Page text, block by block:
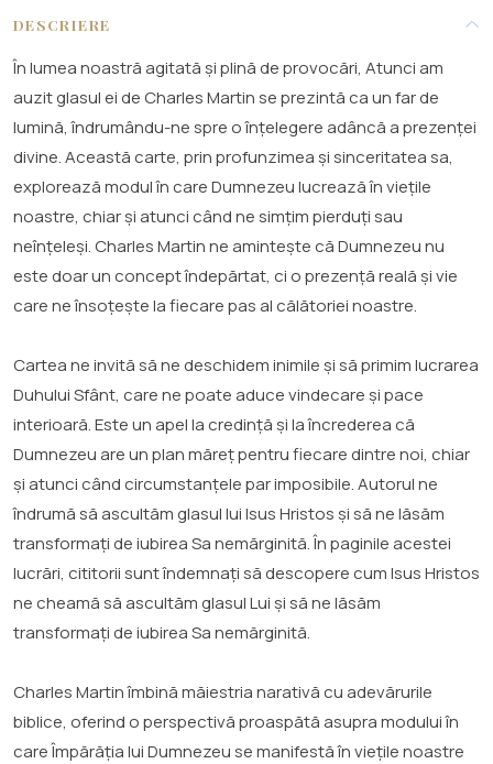
DESCRIERE
În lumea noastră agitată și plină de provocări, Atunci am
auzit glasul ei de Charles Martin se prezintă ca un far de
lumină, îndrumându-ne spre o înțelegere adâncă a prezenței
divine. Această carte, prin profunzimea și sinceritatea sa,
explorează modul în care Dumnezeu lucrează în viețile
noastre, chiar și atunci când ne simțim pierduți sau
neînțeleși. Charles Martin ne amintește că Dumnezeu nu
este doar un concept îndepărtat, ci o prezență reală și vie
care ne însoțește la fiecare pas al călătoriei noastre.
Cartea ne invită să ne deschidem inimile și să primim lucrarea
Duhului Sfânt, care ne poate aduce vindecare și pace
interioară. Este un apel la credință și la încrederea că
Dumnezeu are un plan măreț pentru fiecare dintre noi, chiar
și atunci când circumstanțele par imposibile. Autorul ne
îndrumă să ascultăm glasul lui Isus Hristos și să ne lăsăm
transformați de iubirea Sa nemărginită. În paginile acestei
lucrări, cititorii sunt îndemnați să descopere cum Isus Hristos
ne cheamă să ascultăm glasul Lui și să ne lăsăm
transformați de iubirea Sa nemărginită.
Charles Martin îmbină măiestria narativă cu adevărurile
biblice, oferind o perspectivă proaspătă asupra modului în
care Împărăția lui Dumnezeu se manifestă în viețile noastre